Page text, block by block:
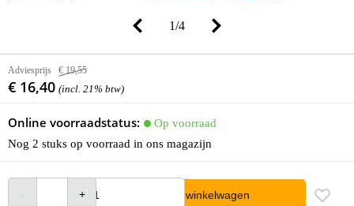
1/4
Adviesprijs € 19,55
€ 16,40 (incl. 21% btw)
Online voorraadstatus:
Op voorraad
Nog 2 stuks op voorraad in ons magazijn
In winkelwagen